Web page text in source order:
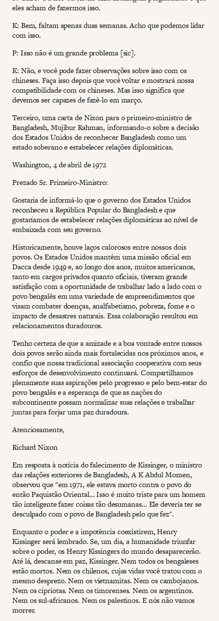
eles acham de fazermos isso.
K: Bem, faltam apenas duas semanas. Acho que podemos lidar
com isso.
P: Isso não é um grande problema [sic].
K: Não, e você pode fazer observações sobre isso com os
chineses. Faça isso depois que você voltar e mostrará nossa
compatibilidade com os chineses. Mas isso significa que
devemos ser capazes de fazê-lo em março.
Terceiro, uma carta de Nixon para o primeiro-ministro de
Bangladesh, Mujibur Rahman, informando-o sobre a decisão
dos Estados Unidos de reconhecer Bangladesh como um
estado soberano e estabelecer relações diplomáticas.
Washington, 4 de abril de 1972
Prezado Sr. Primeiro-Ministro:
Gostaria de informá-lo que o governo dos Estados Unidos
reconheceu a República Popular do Bangladesh e que
gostaríamos de estabelecer relações diplomáticas ao nível de
embaixada com seu governo.
Historicamente, houve laços calorosos entre nossos dois
povos. Os Estados Unidos mantêm uma missão oficial em
Dacca desde 1949 e, ao longo dos anos, muitos americanos,
tanto em cargos privados quanto oficiais, tiveram grande
satisfação com a oportunidade de trabalhar lado a lado com o
povo bengalês em uma variedade de empreendimentos que
visam combater doenças, analfabetismo, pobreza, fome e o
impacto de desastres naturais. Essa colaboração resultou em
relacionamentos duradouros.
Tenho certeza de que a amizade e a boa vontade entre nossos
dois povos serão ainda mais fortalecidas nos próximos anos, e
confio que nossa tradicional associação cooperativa com seus
esforços de desenvolvimento continuará. Compartilhamos
plenamente suas aspirações pelo progresso e pelo bem-estar do
povo bengalês e a esperança de que as nações do
subcontinente possam normalizar suas relações e trabalhar
juntas para forjar uma paz duradoura.
Atenciosamente,
Richard Nixon
Em resposta à notícia do falecimento de Kissinger, o ministro
das relações exteriores de Bangladesh, A K Abdul Momen,
observou que "em 1971, ele estava morto contra o povo do
então Paquistão Oriental… Isso é muito triste para um homem
tão inteligente fazer coisas tão desumanas… Ele deveria ter se
desculpado com o povo de Bangladesh pelo que fez".
Enquanto o poder e a impotência coexistirem, Henry
Kissinger será lembrado. Se, um dia, a humanidade triunfar
sobre o poder, os Henry Kissingers do mundo desaparecerão.
Até lá, descanse em paz, Kissinger. Nem todos os bengaleses
estão mortos. Nem os chilenos, cujas vidas você tratou com o
mesmo desprezo. Nem os vietnamitas. Nem os cambojanos.
Nem os cipriotas. Nem os timorenses. Nem os argentinos.
Nem os sul-africanos. Nem os palestinos. E nós não vamos
morrer.